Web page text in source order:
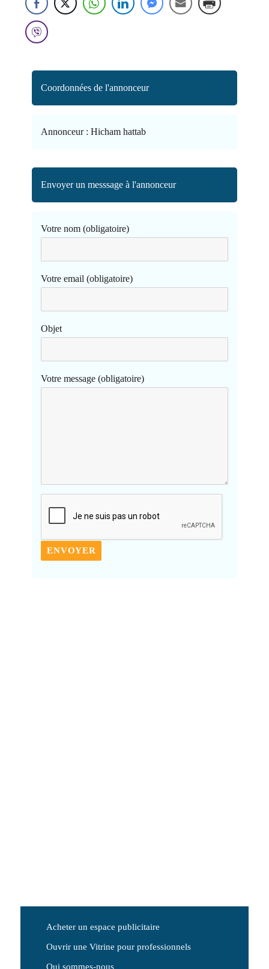
Coordonnées de l'annonceur
Annonceur : Hicham hattab
Envoyer un messsage à l'annonceur
Votre nom (obligatoire)
Votre email (obligatoire)
Objet
Votre message (obligatoire)
Acheter un espace publicitaire
Ouvrir une Vitrine pour professionnels
Qui sommes-nous